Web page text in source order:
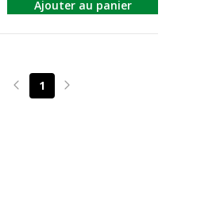
Ajouter au panier
Page précédente
1 Page suivante